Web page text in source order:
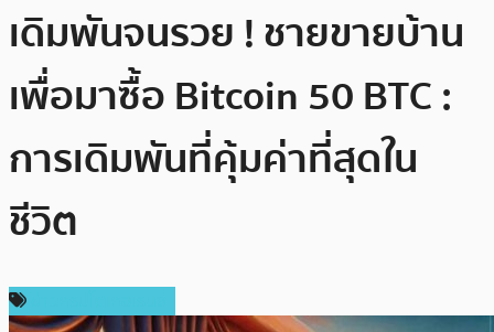
เดิมพันจนรวย ! ชายขายบ้าน
เพื่อมาซื้อ Bitcoin 50 BTC :
การเดิมพันที่คุ้มค่าที่สุดใน
ชีวิต